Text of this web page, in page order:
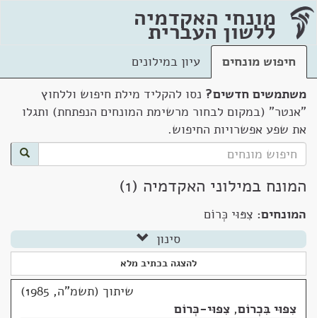
מונחי האקדמיה
ללשון העברית
חיפוש מונחים
עיון במילונים
משתמשים חדשים? נסו להקליד מילת חיפוש וללחוץ
"אנטר" (במקום לבחור מרשימת המונחים הנפתחת) ותגלו
את שפע אפשרויות החיפוש.
המונח במילוני האקדמיה (1)
המונחים: צִפּוּי כְּרוֹם
סינון
להצגה בכתיב מלא
שיתוך (תשמ"ה, 1985)
צִפּוּי בִּכְרוֹם, צִפּוּי-כְּרוֹם